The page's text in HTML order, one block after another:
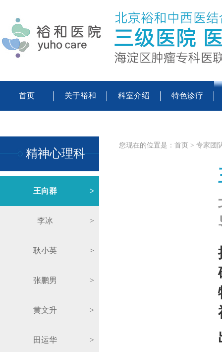
首页 关于裕和 科室介绍 特色诊疗
精神心理科
王向群 >
李冰 >
耿小英 >
张鹏男 >
黄文升 >
田运华 >
您现在的位置是： 首页 > 专家团